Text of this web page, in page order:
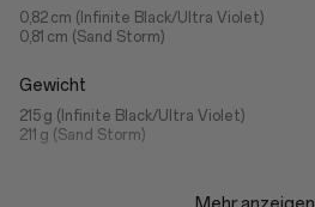
0,82 cm (Infinite Black/Ultra Violet)
0,81 cm (Sand Storm)
Gewicht
215 g (Infinite Black/Ultra Violet)
211 g (Sand Storm)